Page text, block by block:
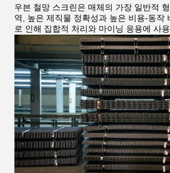
우븐 철망 스크린은 매체의 가장 일반적
역, 높은 제직물 정확성과 높은 비용-동작
로 인해 집합적 처리와 마이닝 응용에 사